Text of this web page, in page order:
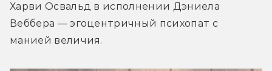
Харви Освальд в исполнении Дэниела
Веббера — эгоцентричный психопат с
манией величия.